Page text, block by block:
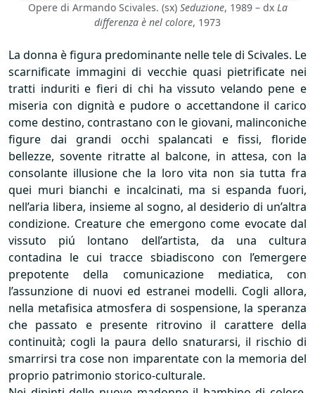
Opere di Armando Scivales. (sx) Seduzione, 1989 – dx La
differenza è nel colore, 1973
La donna è figura predominante nelle tele di Scivales. Le
scarnificate immagini di vecchie quasi pietrificate nei
tratti induriti e fieri di chi ha vissuto velando pene e
miseria con dignità e pudore o accettandone il carico
come destino, contrastano con le giovani, malinconiche
figure dai grandi occhi spalancati e fissi, floride
bellezze, sovente ritratte al balcone, in attesa, con la
consolante illusione che la loro vita non sia tutta fra
quei muri bianchi e incalcinati, ma si espanda fuori,
nell’aria libera, insieme al sogno, al desiderio di un’altra
condizione. Creature che emergono come evocate dal
vissuto piú lontano dell’artista, da una cultura
contadina le cui tracce sbiadiscono con l’emergere
prepotente della comunicazione mediatica, con
l’assunzione di nuovi ed estranei modelli. Cogli allora,
nella metafisica atmosfera di sospensione, la speranza
che passato e presente ritrovino il carattere della
continuità; cogli la paura dello snaturarsi, il rischio di
smarrirsi tra cose non imparentate con la memoria del
proprio patrimonio storico-culturale.